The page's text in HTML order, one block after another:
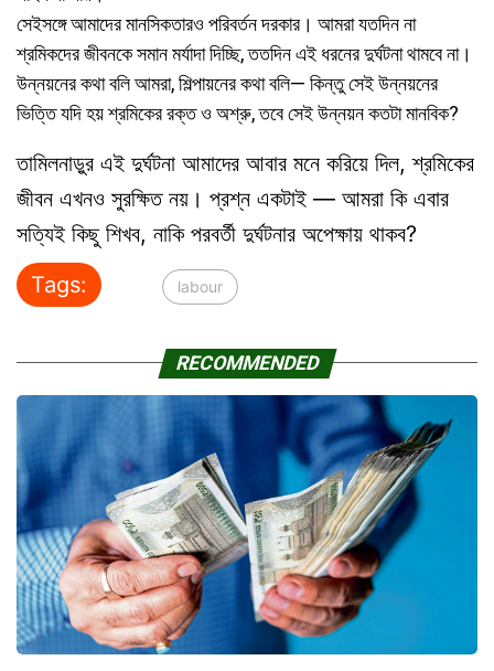
সেইসঙ্গে আমাদের মানসিকতারও পরিবর্তন দরকার। আমরা যতদিন না
শ্রমিকদের জীবনকে সমান মর্যাদা দিচ্ছি, ততদিন এই ধরনের দুর্ঘটনা থামবে না।
উন্নয়নের কথা বলি আমরা, শিল্পায়নের কথা বলি— কিন্তু সেই উন্নয়নের
ভিত্তি যদি হয় শ্রমিকের রক্ত ও অশ্রু, তবে সেই উন্নয়ন কতটা মানবিক?
তামিলনাড়ুর এই দুর্ঘটনা আমাদের আবার মনে করিয়ে দিল, শ্রমিকের
জীবন এখনও সুরক্ষিত নয়। প্রশ্ন একটাই — আমরা কি এবার
সত্যিই কিছু শিখব, নাকি পরবর্তী দুর্ঘটনার অপেক্ষায় থাকব?
Tags:
labour
RECOMMENDED